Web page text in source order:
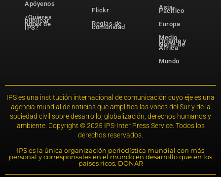
Apóyenos
¿Quieres
publicar
notas de
IPS?
Flickr
Reglas de
comunidad
Asia-
Pacífico
Europa
Medio
Oriente y
Norte de
África
Mundo
IPS es una institución internacional de comunicación cuyo eje es una
agencia mundial de noticias que amplifica las voces del Sur y de la
sociedad civil sobre desarrollo, globalización, derechos humanos y
ambiente. Copyright © 2025 IPS-Inter Press Service. Todos los
derechos reservados.
IPS es la única organización periodística mundial con más
personal y corresponsales en el mundo en desarrollo que en los
países ricos. DONAR